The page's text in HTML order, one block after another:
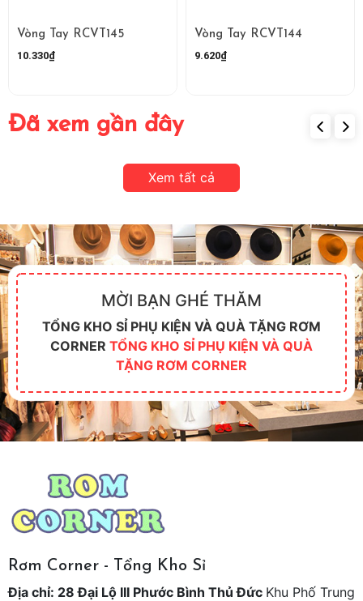
Vòng Tay RCVT145
10.330₫
Vòng Tay RCVT144
9.620₫
Đã xem gần đây
Xem tất cả
MỜI BẠN GHÉ THĂM
TỔNG KHO SỈ PHỤ KIỆN VÀ QUÀ TẶNG RƠM
CORNER TỔNG KHO SỈ PHỤ KIỆN VÀ QUÀ
TẶNG RƠM CORNER
Rơm Corner - Tổng Kho Sỉ
Địa chỉ: 28 Đại Lộ III Phước Bình Thủ Đức Khu Phố Trung